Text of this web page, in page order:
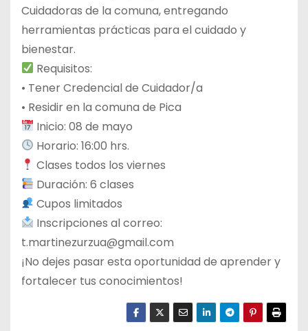
Cuidadoras de la comuna, entregando
herramientas prácticas para el cuidado y
bienestar.
Requisitos:
• Tener Credencial de Cuidador/a
• Residir en la comuna de Pica
Inicio: 08 de mayo
Horario: 16:00 hrs.
Clases todos los viernes
Duración: 6 clases
Cupos limitados
Inscripciones al correo:
t.martinezurzua@gmail.com
¡No dejes pasar esta oportunidad de aprender y
fortalecer tus conocimientos!